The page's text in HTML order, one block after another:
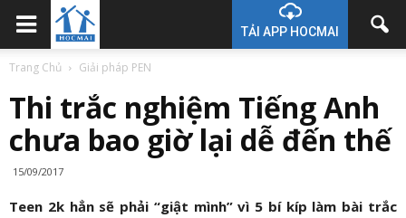
TẢI APP HOCMAI
Trang Chủ Giải pháp PEN
Thi trắc nghiệm Tiếng Anh
chưa bao giờ lại dễ đến thế
15/09/2017
Teen 2k hẳn sẽ phải “giật mình” vì 5 bí kíp làm bài trắc